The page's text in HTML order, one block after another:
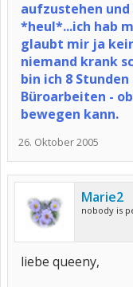
aufzustehen
*heul*...ich hab
glaubt mir ja
niemand krank
bin ich 8
Büroarbeiten -
bewegen kann.
26. Oktober 2005
Marie2
nobody is
liebe queeny,